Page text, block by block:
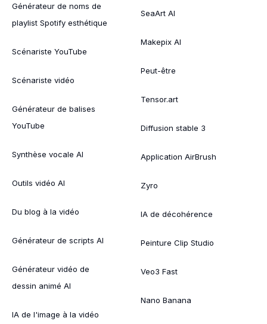
Générateur de noms de
playlist Spotify esthétique
Scénariste YouTube
Scénariste vidéo
Générateur de balises
YouTube
Synthèse vocale AI
Outils vidéo AI
Du blog à la vidéo
Générateur de scripts AI
Générateur vidéo de
dessin animé AI
IA de l'image à la vidéo
SeaArt AI
Makepix AI
Peut-être
Tensor.art
Diffusion stable 3
Application AirBrush
Zyro
IA de décohérence
Peinture Clip Studio
Veo3 Fast
Nano Banana